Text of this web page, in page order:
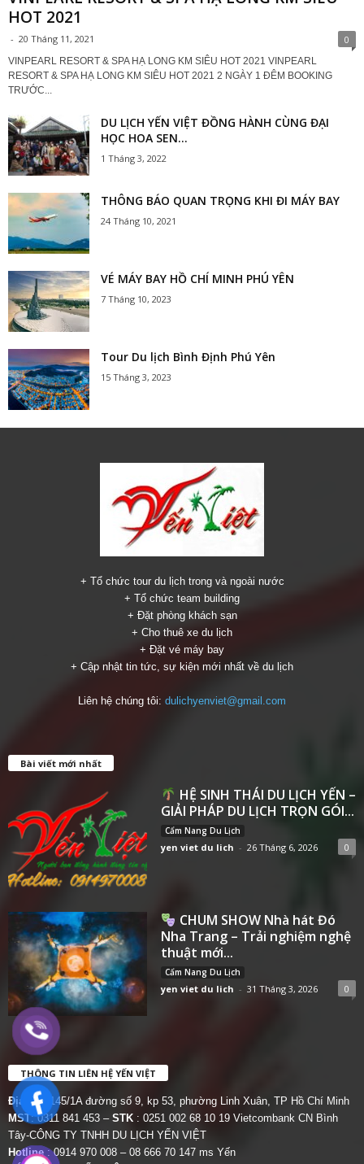
HOT 2021
- 20 Tháng 11, 2021 0
VINPEARL RESORT & SPA HẠ LONG KM SIÊU HOT 2021 VINPEARL
RESORT & SPA HẠ LONG KM SIÊU HOT 2021 2 NGÀY 1 ĐÊM BOOKING
TRƯỚC...
DU LỊCH YẾN VIỆT ĐỒNG HÀNH CÙNG ĐẠI
HỌC HOA SEN...
1 Tháng 3, 2022
THÔNG BÁO QUAN TRỌNG KHI ĐI MÁY BAY
24 Tháng 10, 2021
VÉ MÁY BAY HỒ CHÍ MINH PHÚ YÊN
7 Tháng 10, 2023
Tour Du lịch Bình Định Phú Yên
15 Tháng 3, 2023
+ Tổ chức tour du lịch trong và ngoài nước
+ Tổ chức team building
+ Đặt phòng khách sạn
+ Cho thuê xe du lịch
+ Đặt vé máy bay
+ Cập nhật tin tức, sự kiện mới nhất về du lịch
Liên hệ chúng tôi: dulichyenviet@gmail.com
Bài viết mới nhất
HỆ SINH THÁI DU LỊCH YẾN –
GIẢI PHÁP DU LỊCH TRỌN GÓI...
Cẩm Nang Du Lịch
yen viet du lich - 26 Tháng 6, 2026 0
CHUM SHOW Nhà hát Đó
Nha Trang – Trải nghiệm nghệ
thuật mới...
Cẩm Nang Du Lịch
yen viet du lich - 31 Tháng 3, 2026 0
THÔNG TIN LIÊN HỆ YẾN VIỆT
Địa chỉ:
145/1A đường số 9, kp 53, phường Linh Xuân, TP Hồ Chí Minh
MST: 0311 841 453 – STK : 0251 002 68 10 19 Vietcombank CN Bình
Tây-CÔNG TY TNHH DU LỊCH YẾN VIỆT
Hotline : 0914 970 008 – 08 666 70 147 ms Yến